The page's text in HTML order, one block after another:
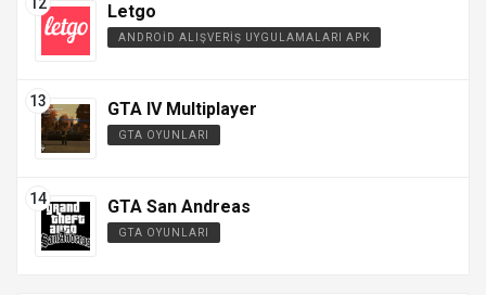
Letgo
ANDROID ALIŞVERIŞ UYGULAMALARI APK
GTA IV Multiplayer
GTA OYUNLARI
GTA San Andreas
GTA OYUNLARI